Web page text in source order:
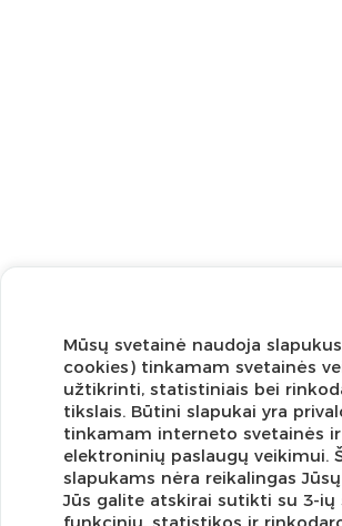
Mūsų svetainė naudoja
cookies) tinkamam svetainės
užtikrinti, statistiniais bei
tikslais. Būtini slapukai yra
tinkamam interneto svetainės ir
elektroninių paslaugų veikimui.
slapukams nėra reikalingas
Jūs galite atskirai sutikti su 3-ių